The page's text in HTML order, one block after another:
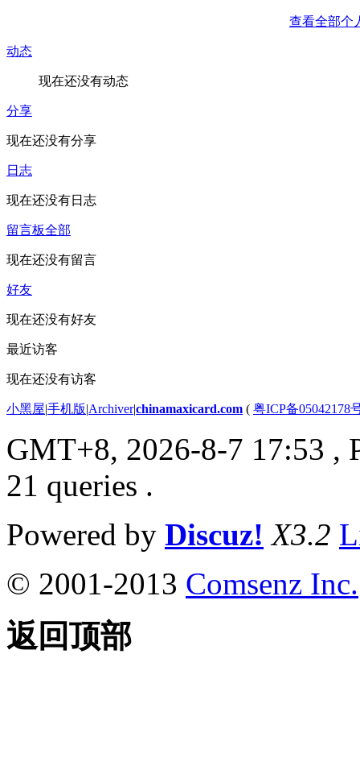
查看全部个
动态
现在还没有动态
分享
现在还没有分享
日志
现在还没有日志
留言板全部
现在还没有留言
好友
现在还没有好友
最近访客
现在还没有访客
小黑屋|手机版|Archiver|chinamaxicard.com ( 粤ICP备05042178
GMT+8, 2026-8-7 17:53 ,
21 queries .
Powered by Discuz! X3.2
© 2001-2013 Comsenz Inc.
返回顶部